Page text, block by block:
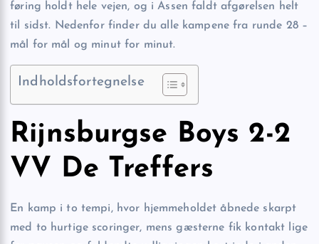
føring holdt hele vejen, og i Assen faldt afgørelsen helt
til sidst. Nedenfor finder du alle kampene fra runde 28 –
mål for mål og minut for minut.
Indholdsfortegnelse
Rijnsburgse Boys 2-2
VV De Treffers
En kamp i to tempi, hvor hjemmeholdet åbnede skarpt
med to hurtige scoringer, mens gæsterne fik kontakt lige